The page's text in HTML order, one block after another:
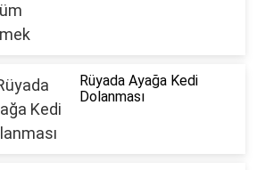
Rüyada Ayağa Kedi
Dolanması